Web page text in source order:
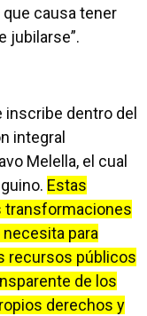
causa tener
jubilarse”.
dentro del
integral
Melella, el cual
Estas
transformaciones
para
recursos públicos
de los
derechos y